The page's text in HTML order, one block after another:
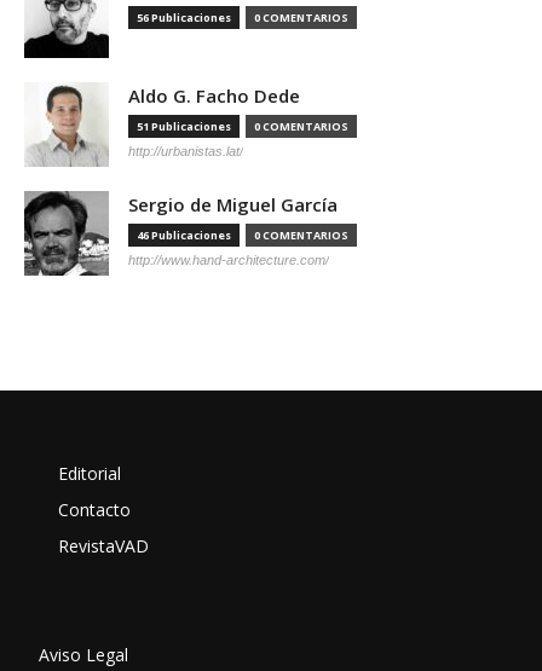
56 Publicaciones 0 COMENTARIOS
Aldo G. Facho Dede
51 Publicaciones 0 COMENTARIOS
http://urbanistas.lat/
Sergio de Miguel García
46 Publicaciones 0 COMENTARIOS
http://www.hand-architecture.com/
Editorial
Contacto
RevistaVAD
Aviso Legal